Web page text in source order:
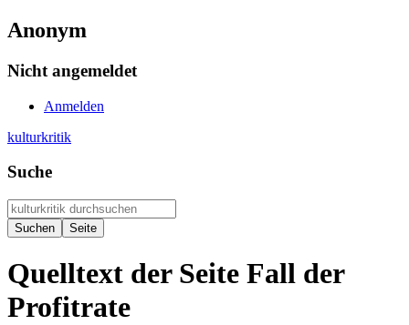
Anonym
Nicht angemeldet
Anmelden
kulturkritik
Suche
Quelltext der Seite Fall der
Profitrate